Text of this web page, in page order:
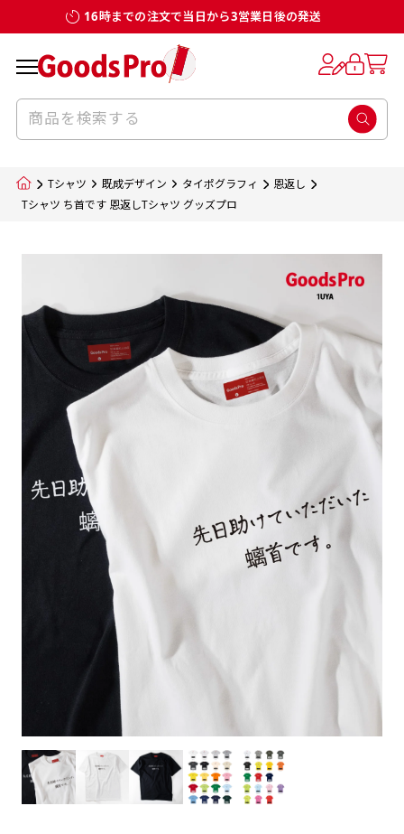
16時までの注文で当日から3営業日後の発送
Tシャツ 既成デザイン タイポグラフィ
恩返し
Tシャツ ち首です 恩返しTシャツ グッズプロ
個数 単価 金額
合計金額 ¥0 （税込）
カートに入れる
お客様からのデータ入稿でのぼり旗を製作
する場合
入稿いただくデータは基本的にイラストレー
のデータとさせていただいております。
で解像度200dp以上必要です）当社の取り扱
いの規格サイズにつきましてはデザインテン
プレートの用意がありますので、ご購入後マ
イページの「購入履歴」よりダウンロードし
てご利用くださいませ。
お客様自身でオリジナルのサイズで製作する
場合につきましてはご希望の仕上がりサイズ
に対して四辺（すべての辺をプラス10ｍｍ）
したサイズで製作ください。（重要な情報な
どについては仕上がりサイズから四辺内側に
20ｍｍ程度内側の範囲内でデザイン校正して
ください）
当社の既製デザインを利用してのぼり旗を
製作したい場合
のぼり旗の改造プランとなりますので改造の
程度によってデザイン加工費用が発生いたし
詳細はお問い合わせください。
リピート
デザイン変更なしでのご注文となります。
ルで製品デザインをしたデザインそのものを
指します。当グッズプロで販売として取り扱っ
該当いたします。既製のデザインを応用して自
分だけののぼり旗をつくりたい！などのデザ
イン改造や既製デザインに自分たちの団体の
名前入れや会社のロゴなどを挿入するなどの
相談もお請けしております。
名入れについて
当社の既製のぼり旗に対してお客様の任意の
テキストや企業情報・お店情報などを埋め込
むことができます。ご購入時にご希望の店舗
名などをご記載ください。専任のデザイナー
がバッチリデザインします。書体などのご指
定がなければ、のぼりのイメージに最適のフ
ォントを使用します。基本的にのぼりの下部
にショップ名、社名、電話番号が入ります。
データをお送りいただけましたらロゴの印刷
も出来ます。
お客様が納得するまで何度でもデザインの修
正をしますので、初めての方でもお気軽にご
相談ください。
のぼり旗のデザインをする際に、考えると良
のぼり旗のデザインとしては基本的に左側と
上側にポールを通すミミ（業界用語でチチと
ただ、お客様の飾り付けたい場所の風向きを
もしかしたら左側と上についているよりも右
側と上についていた方が良いと思うかもしれ
ません。
風向きを考えながらチチの向きを決めてから
デザインをするとどの方向でデザインをする
と良いかひらめくかもしれません。デザイン
の方向性につきましてはお客様の好みもあり
ますので、見られる方（お客様）ができる限
り反転したデザインをみるよりも正像でみら
れるデザインを提供したいかと思いますので
その辺を参考にするとよいかもしれません。
サイズ一覧
既製品のサイズについては以下のサイズ表の通
お客様オリジナルサイズで製作をしたい場合
につきましてはお気軽にご相談ください。
みする都合や・最終的なカットをする際の都合
など）のでサイズの指定につきましてはｍｍ単
位は不可となります。最終的なサイズも多少の
ズレ5ｍｍ程度は起きる可能性があります。
よく見かける一般的なのぼり旗のサイズです。
ほとんどのポールや注水台に使用できます。
サイズ一覧
既製品のサイズについては以下のサイズ表の通
お客様オリジナルサイズで製作をしたい場合
につきましてはお気軽にご相談ください。
みする都合や・最終的なカットをする際の都合
など）のでサイズの指定につきましてはｍｍ単
位は不可となります。最終的なサイズも多少の
ズレ5ｍｍ程度は起きる可能性があります。
よく見かける一般的なのぼり旗のサイズです。
ほとんどのポールや注水台に使用できます。
一般的にはチチの位置はのぼり旗に対して上
ポールに通す際には上辺２か所に対してチチ
が左右どちらでものぼり旗自体をポールにく
生地のふちを大きく棒袋状に縫いこみポール
を通す筒をつくります。ポール自体を包み込
むため、耐久性があがり、デザインがより目
立ちます。
カーブ形状の特殊なのぼり旗にも適合する加
工方法となります。
ハトメ加工
ハトメ（鳩目）とは、革や布などに開けた穴
を補強するために取り付けるリングです。壁
側にロープなどで固定して、突風で倒れること
も風向きによってずっと裏向きになってしまう
いこともありません。
のぼり旗のチチについて
一般的にはチチの位置はのぼり旗に対して上
ポールに通す際には上辺２か所に対してチチ
が左右どちらでものぼり旗自体をポールにく
生地のふちを大きく棒袋状に縫いこみポール
を通す筒をつくります。ポール自体を包み込
むため、耐久性があがり、デザインがより目
立ちます。
カーブ形状の特殊なのぼり旗にも適合する加
工方法となります。
ハトメ加工
ハトメ（鳩目）とは、革や布などに開けた穴
を補強するために取り付けるリングです。壁
側にロープなどで固定して、突風で倒れること
も風向きによってずっと裏向きになってしまう
いこともありません。
上チチ 上下チチ 左右チチ
補強縫製って何？
補強縫製とはヒートカッター（熱で焼き切る
をあげるために折り返し縫いをすることで風
の影響を受けやすい四辺の強度を増す加工で
各辺のおおむね3～5ｍｍ程度を折り返し、縫
い糸を走らせて補強します。加工をすることで
のぼり旗の１辺～４辺は折り返し加工されま
すのでその部分のホツレや裂けてしまうこと
を防止する効果があります。
棒袋縫いの場合、補強が無償で付いてきます。
チチのついてない長辺・
短辺を補強縫製します
三辺補強
［ +48円 ］
チチのついてない長辺・
生地の種類
ポンジ（一般）
一般的なのぼり旗の生地はポンジといわれる
厚みが約0.14ｍｍのとても薄い生地を使用し
ます。
のぼり旗製作で一番良く使用される生地で
す。生地の厚みが薄く、裏側にインクが浸透
しやすい生地です。
トロピカル（納期+1営業日）
［ +299円 ］
ワンランク厚手のトロピカル（生地の厚みが
スリット（切り込み）加工とは？
スリット（切り込み）を入れることで横幕が
疑似的にのれんのように見せるための加工手
法です。
1本（2分割）
［ +33円 ］
2本（3分割）
［ +66円 ］
［ +99円 ］
4本（5分割）
【注意点】
スリット（切り込み）は均等割りを意識して
カットラインを入れます。
デザインや絵柄をスリット加工時にカットす
る場合があります。